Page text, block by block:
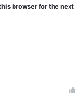
browser for the next